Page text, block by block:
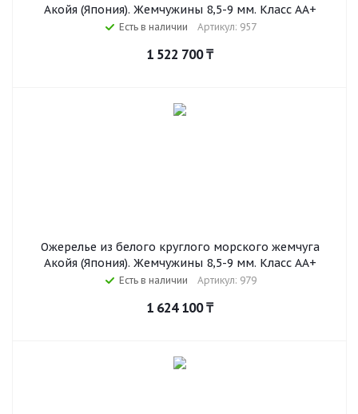
Акойя (Япония). Жемчужины 8,5-9 мм. Класс АА+
Есть в наличии Артикул: 957
1 522 700₸
Ожерелье из белого круглого морского жемчуга
Акойя (Япония). Жемчужины 8,5-9 мм. Класс АА+
Есть в наличии Артикул: 979
1 624 100₸